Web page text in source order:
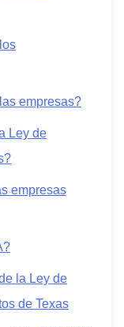
empresas?
Ley de
empresas
la Ley de
de Texas